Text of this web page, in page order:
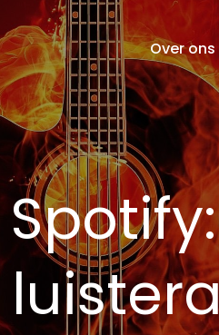
Over ons